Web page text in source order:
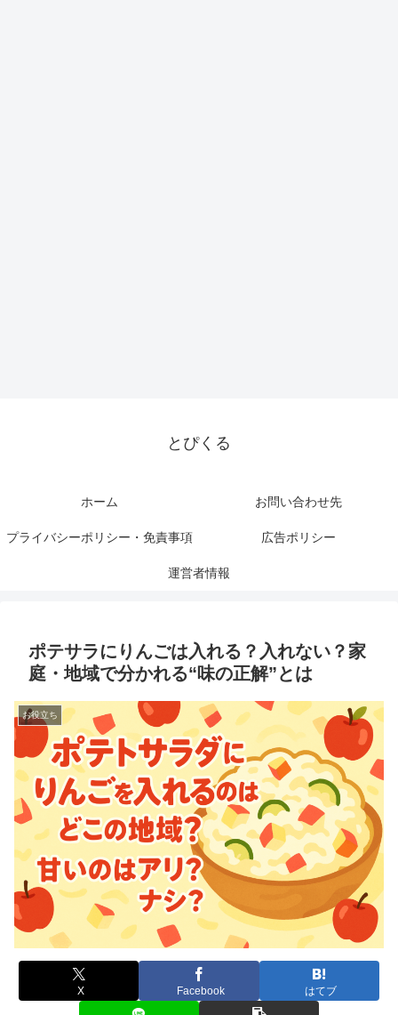
とぴくる
ホーム お問い合わせ先
プライバシーポリシー・免責事項 広告ポリシー
運営者情報
ポテサラにりんごは入れる？入れない？家
庭・地域で分かれる“味の正解”とは
お役立ち
X Facebook はてブ